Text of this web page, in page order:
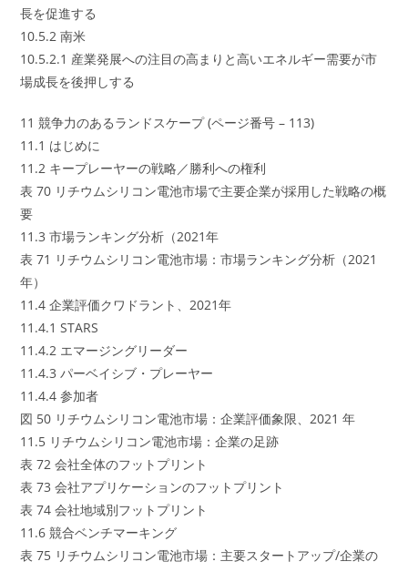
長を促進する
10.5.2 南米
10.5.2.1 産業発展への注目の高まりと高いエネルギー需要が市
場成長を後押しする
11 競争力のあるランドスケープ (ページ番号 – 113)
11.1 はじめに
11.2 キープレーヤーの戦略／勝利への権利
表 70 リチウムシリコン電池市場で主要企業が採用した戦略の概
要
11.3 市場ランキング分析（2021年
表 71 リチウムシリコン電池市場：市場ランキング分析（2021
年）
11.4 企業評価クワドラント、2021年
11.4.1 STARS
11.4.2 エマージングリーダー
11.4.3 パーベイシブ・プレーヤー
11.4.4 参加者
図 50 リチウムシリコン電池市場：企業評価象限、2021 年
11.5 リチウムシリコン電池市場：企業の足跡
表 72 会社全体のフットプリント
表 73 会社アプリケーションのフットプリント
表 74 会社地域別フットプリント
11.6 競合ベンチマーキング
表 75 リチウムシリコン電池市場：主要スタートアップ/企業の